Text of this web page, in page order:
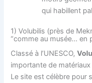
qui habillent
1) Volubilis (près de
“comme au musée… en
Classé à l’UNESCO,
importante de
Le site est célèbre pour